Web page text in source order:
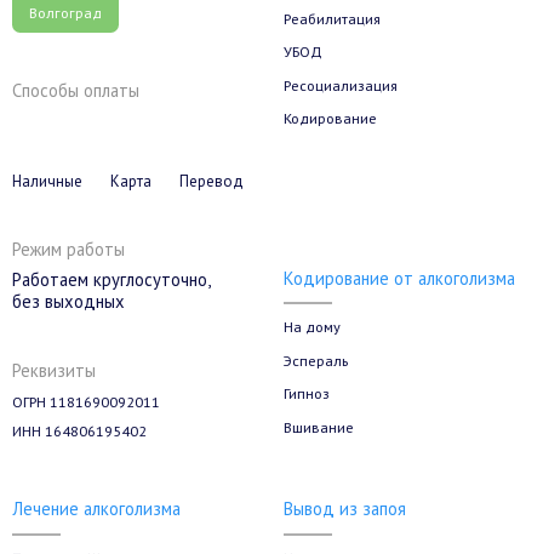
Волгоград
Способы оплаты
Наличные Карта Перевод
Режим работы
Работаем круглосуточно,
без выходных
Реквизиты
ОГРН 1181690092011
ИНН 164806195402
Реабилитация
УБОД
Ресоциализация
Кодирование
Кодирование от алкоголизма
На дому
Эспераль
Гипноз
Вшивание
Лечение алкоголизма Вывод из запоя